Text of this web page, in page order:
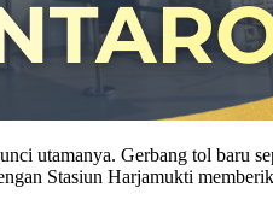
utamanya. Gerbang tol baru
Stasiun Harjamukti